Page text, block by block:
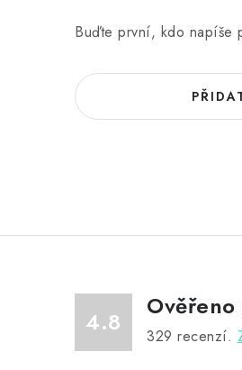
Buďte první, kdo napíše
4.8 329 recenzí.